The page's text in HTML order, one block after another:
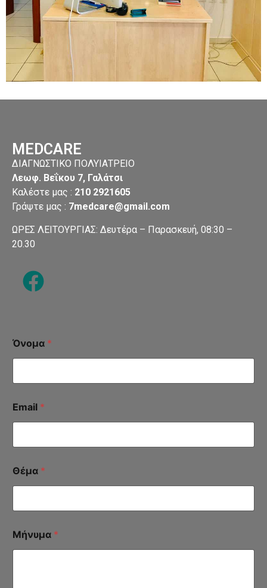
MEDCARE
ΔΙΑΓΝΩΣΤΙΚΟ ΠΟΛΥΙΑΤΡΕΙΟ
Λεωφ. Βεΐκου 7, Γαλάτσι
Καλέστε μας : 210 2921605
Γράψτε μας : 7medcare@gmail.com
ΩΡΕΣ ΛΕΙΤΟΥΡΓΙΑΣ: Δευτέρα – Παρασκευή, 08:30 –
20.30
Όνομα *
Email *
Θέμα *
Μήνυμα *